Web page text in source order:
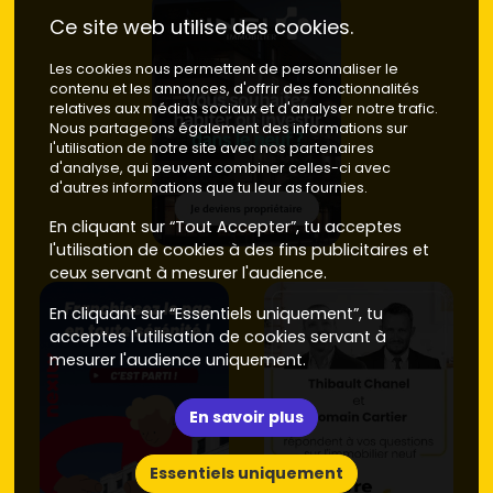
rapide aux routes, bonne cible locative.
Secteurs résidentiels calmes(proches écoles et
équipements sportifs) : idéal en résidence principale,
avec espaces verts et parkings.Prix moyen neuf
environ3 700 à 4 300 €/m².
Communes voisines(Le Val, La Celle, Camps-la-
Source) : alternative pour élargir ta recherche avec un
autour de3 500 à 4 200 €/m².
Astuce : privilégie unappartement neuf à Brignoles
stationnementprivatif. Ces critères valorisent le bien à la
revente et réduisent la vacance locative.
Neuf vs ancien : budget, énergie,
Tu hésites entre unprogramme neufet un appartement
ancien en centre ancien ? Voilà les points clés pour
Ce site web utilise des cookies.
Les cookies nous permettent de personnaliser le
contenu et les annonces, d'offrir des fonctionnalités
relatives aux médias sociaux et d'analyser notre trafic.
Nous partageons également des informations sur
l'utilisation de notre site avec nos partenaires
d'analyse, qui peuvent combiner celles-ci avec
d'autres informations que tu leur as fournies.
En cliquant sur “Tout Accepter”, tu acceptes
l'utilisation de cookies à des fins publicitaires et
ceux servant à mesurer l'audience.
En cliquant sur “Essentiels uniquement”, tu
acceptes l'utilisation de cookies servant à
mesurer l'audience uniquement.
En savoir plus
Essentiels uniquement